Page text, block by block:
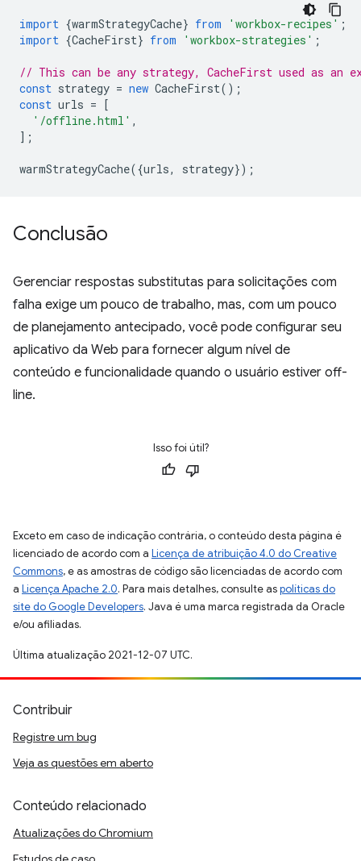
import {warmStrategyCache} from 'workbox-recipes' ;
import {CacheFirst} from 'workbox-strategies' ;
// This can be any strategy, CacheFirst used as an
const strategy = new CacheFirst();
const urls = [
'/offline.html' ,
];
warmStrategyCache({urls, strategy});
Conclusão
Gerenciar respostas substitutas para solicitações com
falha exige um pouco de trabalho, mas, com um pouco
de planejamento antecipado, você pode configurar seu
aplicativo da Web para fornecer algum nível de
conteúdo e funcionalidade quando o usuário estiver off-
line.
Isso foi útil?
Exceto em caso de indicação contrária, o conteúdo desta página é
licenciado de acordo com a Licença de atribuição 4.0 do Creative
Commons, e as amostras de código são licenciadas de acordo com
a Licença Apache 2.0. Para mais detalhes, consulte aspolíticas do
site do Google Developers. Java é uma marca registrada da Oracle
e/ou afiliadas.
Última atualização 2021-12-07 UTC.
Contribuir
Registre um bug
Veja as questões em aberto
Conteúdo relacionado
Atualizações do Chromium